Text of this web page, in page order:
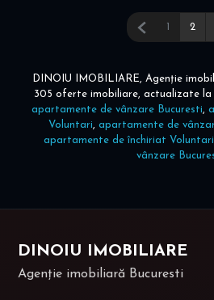
Pagina
1 2
DINOIU IMOBILIARE, Agenție
305 oferte imobiliare, actualizate la
apartamente de vânzare Bucuresti,
Voluntari, apartamente de
apartamente de închiriat Voluntari
vânzare
DINOIU IMOBILIARE
Agenție imobiliară Bucuresti